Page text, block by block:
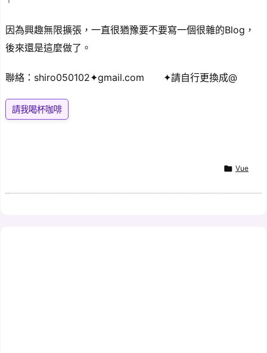
因為興趣無限擴張，一直很猶豫要不要寫一個很雜的Blog，
後來還是這麼做了。
聯絡：shiro050102✦gmail.com ✦請自行更換成@
請我喝杯咖啡
 Vue